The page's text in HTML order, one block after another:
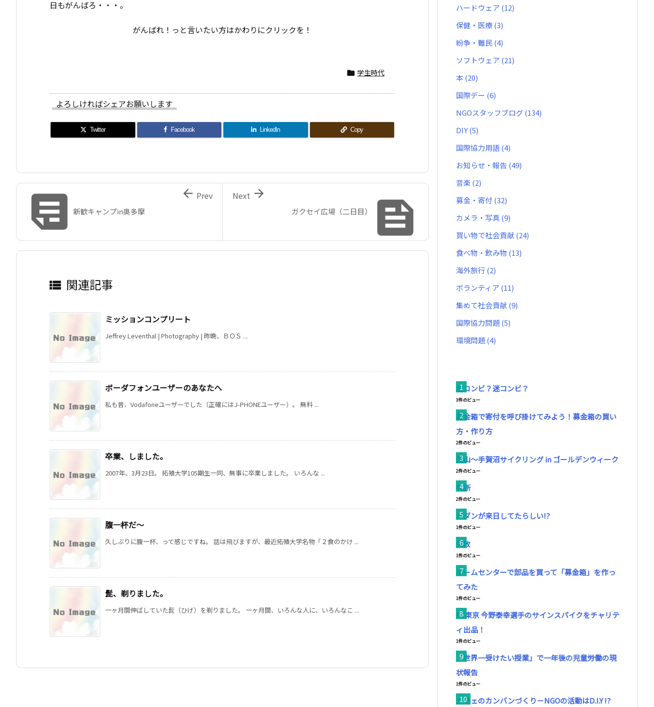
日もがんばろ・・・。
がんばれ！っと言いたい方はかわりにクリックを！
 学生時代
よろしければシェアお願いします
Twitter Facebook LinkedIn Copy

ガクセイ広場（二日目）

Next
新歓キャンプin奥多摩
 Prev
 関連記事
ミッションコンプリート
Jeffrey Leventhal | Photography | 昨晩、ＢＯＳ ...
ボーダフォンユーザーのあなたへ
私も昔、Vodafoneユーザーでした（正確にはJ-PHONEユーザー）。 無料 ...
卒業、しました。
2007年、3月23日。 拓殖大学105期生一同、無事に卒業しました。 いろんな ...
腹一杯だ〜
久しぶりに腹一杯、って感じですね。 話は飛びますが、最近拓殖大学名物「２食のかけ ...
髭、剃りました。
一ヶ月間伸ばしていた髭（ひげ）を剃りました。 一ヶ月間、いろんな人に、いろんなこ ...
ハードウェア (12)
保健・医療(3)
紛争・難民(4)
ソフトウェア (21)
本(20)
国際デー (6)
NGOスタッフブログ(134)
DIY(5)
国際協力用語(4)
お知らせ・報告 (49)
音楽(2)
募金・寄付 (32)
カメラ・写真(9)
買い物で社会貢献 (24)
食べ物・飲み物 (13)
海外旅行(2)
ボランティア (11)
集めて社会貢献 (9)
国際協力問題(5)
環境問題(4)
名コンビ？迷コンビ？
3件のビュー
募金箱で寄付を呼び掛けてみよう！募金箱の買い
方・作り方
2件のビュー
流山～手賀沼サイクリング in ゴールデンウィーク
2件のビュー
判断
2件のビュー
ジダンが来日してたらしい!?
1件のビュー
失敗
1件のビュー
ホームセンターで部品を買って「募金箱」を作っ
てみた
1件のビュー
FC東京 今野泰幸選手のサインスパイクをチャリテ
ィ出品！
1件のビュー
「世界一受けたい授業」で一年後の児童労働の現
状報告
1件のビュー
カフェのカンバンづくり－NGOの活動はD.I.Y !?